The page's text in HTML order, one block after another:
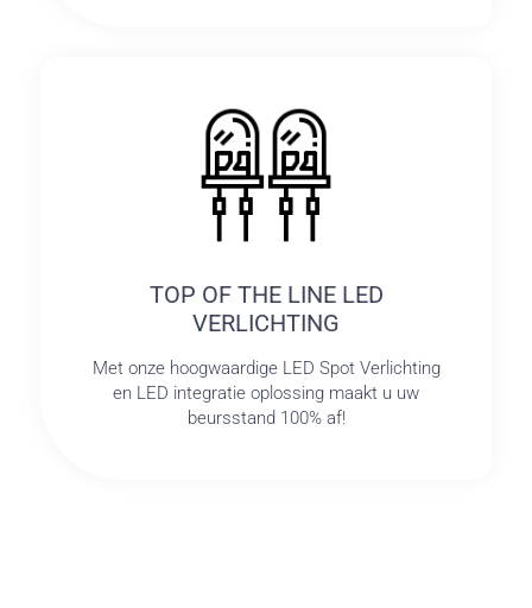
TOP OF THE LINE LED
VERLICHTING
Met onze hoogwaardige LED Spot Verlichting
en LED integratie oplossing maakt u uw
beursstand 100% af!